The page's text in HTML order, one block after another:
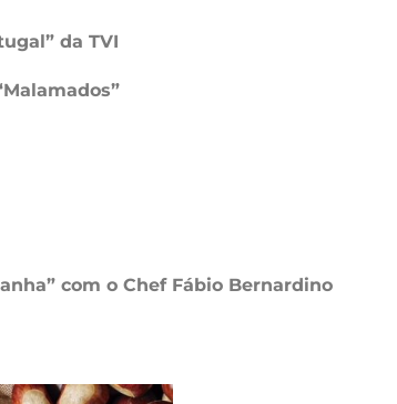
da TVI
com o Chef Fábio Bernardino